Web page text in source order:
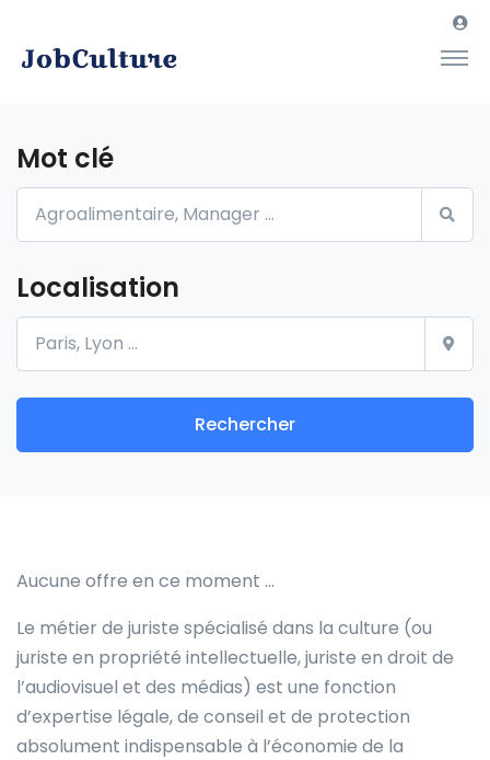
Mot clé
Localisation
Rechercher
Aucune offre en ce moment …
Le métier de juriste spécialisé dans la culture (ou
juriste en propriété intellectuelle, juriste en droit de
l’audiovisuel et des médias) est une fonction
d’expertise légale, de conseil et de protection
absolument indispensable à l’économie de la